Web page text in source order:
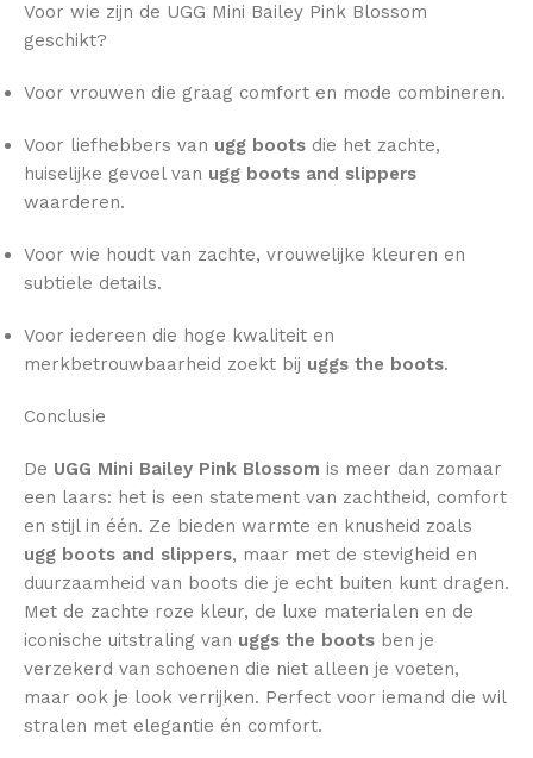
Voor wie zijn de UGG Mini Bailey Pink Blossom
geschikt?
Voor vrouwen die graag comfort en mode combineren.
Voor liefhebbers van ugg boots die het zachte,
huiselijke gevoel van ugg boots and slippers
waarderen.
Voor wie houdt van zachte, vrouwelijke kleuren en
subtiele details.
Voor iedereen die hoge kwaliteit en
merkbetrouwbaarheid zoekt bij uggs the boots.
Conclusie
De UGG Mini Bailey Pink Blossom is meer dan zomaar
een laars: het is een statement van zachtheid, comfort
en stijl in één. Ze bieden warmte en knusheid zoals
ugg boots and slippers, maar met de stevigheid en
duurzaamheid van boots die je echt buiten kunt dragen.
Met de zachte roze kleur, de luxe materialen en de
iconische uitstraling van uggs the boots ben je
verzekerd van schoenen die niet alleen je voeten,
maar ook je look verrijken. Perfect voor iemand die wil
stralen met elegantie én comfort.